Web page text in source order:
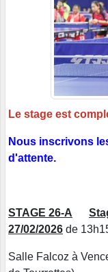
Le stage est
Nous inscrivons
d'attente.
STAGE 26-A
27/02/2026 de
Salle Falcoz à